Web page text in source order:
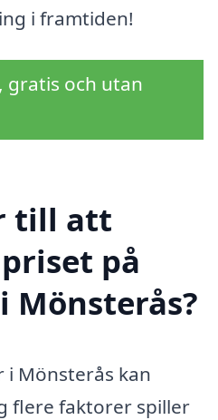
i framtiden!
gratis och utan
till att
på
Mönsterås?
i Mönsterås kan
flere faktorer spiller